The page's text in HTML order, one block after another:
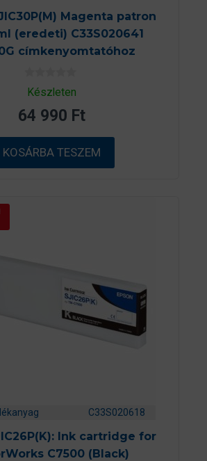
Magenta patron
(eredeti) C33S020641
címkenyomtatóhoz
0
a
5
b
ő
l
Készleten
64 990 Ft
KOSÁRBA TESZEM
C33S020618
Ink cartridge for
C7500 (Black)